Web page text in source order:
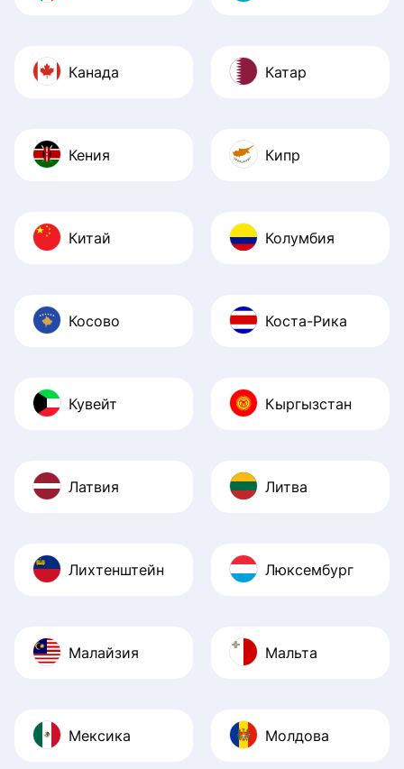
Канада Катар
Кения Кипр
Китай Колумбия
Косово Коста-Рика
Кувейт Кыргызстан
Латвия Литва
Лихтенштейн Люксембург
Малайзия Мальта
Мексика Молдова